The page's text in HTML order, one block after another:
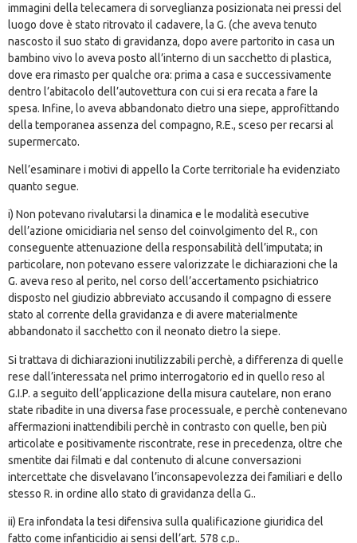
immagini della telecamera di sorveglianza posizionata nei pressi del
luogo dove è stato ritrovato il cadavere, la G. (che aveva tenuto
nascosto il suo stato di gravidanza, dopo avere partorito in casa un
bambino vivo lo aveva posto all’interno di un sacchetto di plastica,
dove era rimasto per qualche ora: prima a casa e successivamente
dentro l’abitacolo dell’autovettura con cui si era recata a fare la
spesa. Infine, lo aveva abbandonato dietro una siepe, approfittando
della temporanea assenza del compagno, R.E., sceso per recarsi al
supermercato.
Nell’esaminare i motivi di appello la Corte territoriale ha evidenziato
quanto segue.
i) Non potevano rivalutarsi la dinamica e le modalità esecutive
dell’azione omicidiaria nel senso del coinvolgimento del R., con
conseguente attenuazione della responsabilità dell’imputata; in
particolare, non potevano essere valorizzate le dichiarazioni che la
G. aveva reso al perito, nel corso dell’accertamento psichiatrico
disposto nel giudizio abbreviato accusando il compagno di essere
stato al corrente della gravidanza e di avere materialmente
abbandonato il sacchetto con il neonato dietro la siepe.
Si trattava di dichiarazioni inutilizzabili perchè, a differenza di quelle
rese dall’interessata nel primo interrogatorio ed in quello reso al
G.I.P. a seguito dell’applicazione della misura cautelare, non erano
state ribadite in una diversa fase processuale, e perchè contenevano
affermazioni inattendibili perchè in contrasto con quelle, ben più
articolate e positivamente riscontrate, rese in precedenza, oltre che
smentite dai filmati e dal contenuto di alcune conversazioni
intercettate che disvelavano l’inconsapevolezza dei familiari e dello
stesso R. in ordine allo stato di gravidanza della G..
ii) Era infondata la tesi difensiva sulla qualificazione giuridica del
fatto come infanticidio ai sensi dell’art. 578 c.p..